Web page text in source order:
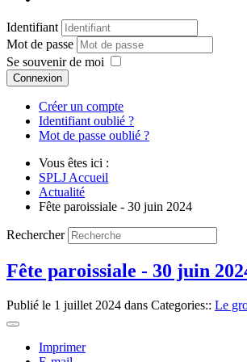
Identifiant
Mot de passe
Se souvenir de moi
Connexion
Créer un compte
Identifiant oublié ?
Mot de passe oublié ?
Vous êtes ici :
SPLJ Accueil
Actualité
Fête paroissiale - 30 juin 2024
Rechercher
Fête paroissiale - 30 juin
Publié le 1 juillet 2024 dans Categories:: Le
Imprimer